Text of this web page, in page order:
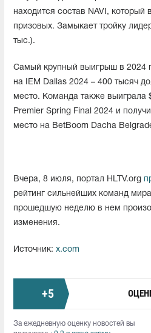
находится состав NAVI, который
призовых. Замыкает тройку
тыс.).
Самый крупный выигрыш в 2024
на IEM Dallas 2024 – 400 тысяч
место. Команда также выиграла
Premier Spring Final 2024 и
место на BetBoom Dacha
Вчера, 8 июля, портал HLTV.org
рейтинг сильнейших команд
прошедшую неделю в нем
изменения.
Источник: x.com
+5
За ежедневную оценку новостей вы